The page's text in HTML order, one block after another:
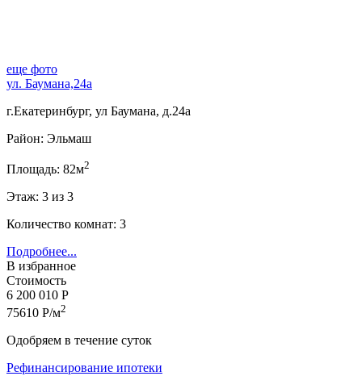
еще фото
ул. Баумана,24а
г.Екатеринбург, ул Баумана, д.24а
Район: Эльмаш
Площадь: 82м2
Этаж: 3 из 3
Количество комнат: 3
Подробнее...
В избранное
Стоимость
6 200 010 Р
75610 Р/м2
Одобряем в течение суток
Рефинансирование ипотеки